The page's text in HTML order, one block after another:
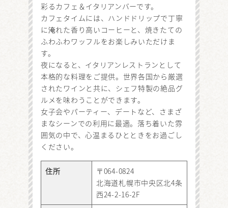
彩るカフェ＆イタリアンバーです。
カフェタイムには、ハンドドリップで丁寧
に淹れた香り高いコーヒーと、焼きたての
ふわふわワッフルをお楽しみいただけま
す。
夜になると、イタリアンレストランとして
本格的な料理をご提供。世界各国から厳選
されたワインと共に、シェフ特製の絶品グ
ルメを味わうことができます。
女子会やパーティー、デートなど、さまざ
まなシーンでの利用に最適。落ち着いた雰
囲気の中で、心温まるひとときをお過ごし
ください。
住所
〒064-0824
北海道札幌市中央区北4条
西24-2-16-2F